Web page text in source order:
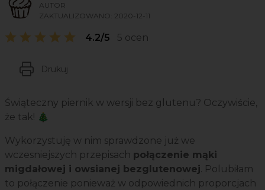
AUTOR
ZAKTUALIZOWANO: 2020-12-11
4.2/5 5 ocen
Drukuj
Świąteczny piernik w wersji bez glutenu? Oczywiście,
że tak! 🎄
Wykorzystuję w nim sprawdzone już we
wczesniejszych przepisach połączenie mąki
migdałowej i owsianej bezglutenowej. Polubiłam
to połączenie ponieważ w odpowiednich proporcjach